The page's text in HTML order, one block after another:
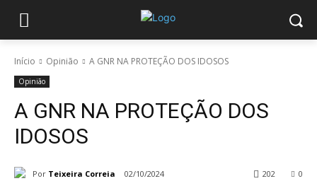
Início Opinião A GNR NA PROTEÇÃO DOS IDOSOS
Opinião
A GNR NA PROTEÇÃO DOS
IDOSOS
Por Teixeira Correia 02/10/2024 0
202